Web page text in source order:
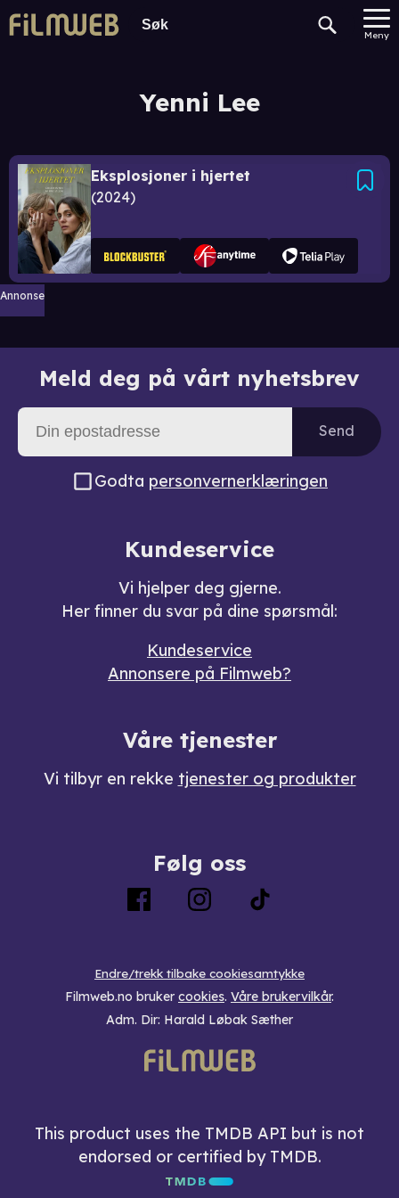
Meny
Yenni Lee
Eksplosjoner i hjertet
2024
Annonse
Meld deg på vårt nyhetsbrev
Send
Godta personvernerklæringen
Kundeservice
Vi hjelper deg gjerne.
Her finner du svar på dine spørsmål:
Kundeservice
Annonsere på Filmweb?
Våre tjenester
Vi tilbyr en rekke tjenester og produkter
Følg oss
Endre/trekk tilbake cookiesamtykke
Filmweb.no bruker cookies. Våre brukervilkår.
Adm. Dir: Harald Løbak Sæther
This product uses the TMDB API but is not
endorsed or certified by TMDB.